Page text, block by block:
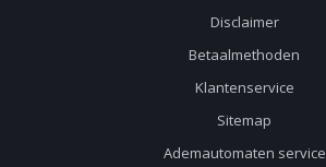
Disclaimer
Betaalmethoden
Klantenservice
Sitemap
Ademautomaten service